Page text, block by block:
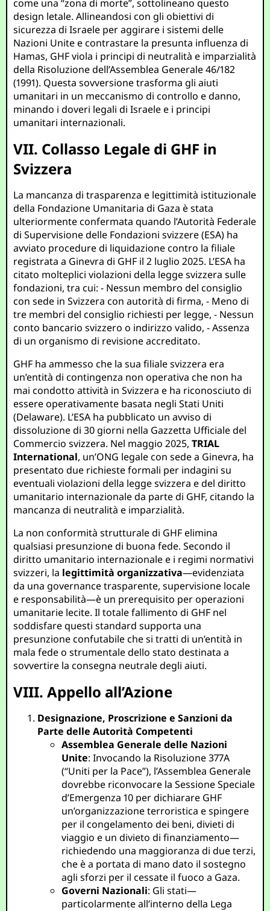
come una “zona di morte”, sottolineano questo
design letale. Allineandosi con gli obiettivi di
sicurezza di Israele per aggirare i sistemi delle
Nazioni Unite e contrastare la presunta influenza di
Hamas, GHF viola i principi di neutralità e imparzialità
della Risoluzione dell’Assemblea Generale 46/182
(1991). Questa sovversione trasforma gli aiuti
umanitari in un meccanismo di controllo e danno,
minando i doveri legali di Israele e i principi
umanitari internazionali.
VII. Collasso Legale di GHF in
Svizzera
La mancanza di trasparenza e legittimità istituzionale
della Fondazione Umanitaria di Gaza è stata
ulteriormente confermata quando l’Autorità Federale
di Supervisione delle Fondazioni svizzere (ESA) ha
avviato procedure di liquidazione contro la filiale
registrata a Ginevra di GHF il 2 luglio 2025. L’ESA ha
citato molteplici violazioni della legge svizzera sulle
fondazioni, tra cui: - Nessun membro del consiglio
con sede in Svizzera con autorità di firma, - Meno di
tre membri del consiglio richiesti per legge, - Nessun
conto bancario svizzero o indirizzo valido, - Assenza
di un organismo di revisione accreditato.
GHF ha ammesso che la sua filiale svizzera era
un’entità di contingenza non operativa che non ha
mai condotto attività in Svizzera e ha riconosciuto di
essere operativamente basata negli Stati Uniti
(Delaware). L’ESA ha pubblicato un avviso di
dissoluzione di 30 giorni nella Gazzetta Ufficiale del
Commercio svizzera. Nel maggio 2025,TRIAL
International, un’ONG legale con sede a Ginevra, ha
presentato due richieste formali per indagini su
eventuali violazioni della legge svizzera e del diritto
umanitario internazionale da parte di GHF, citando la
mancanza di neutralità e imparzialità.
La non conformità strutturale di GHF elimina
qualsiasi presunzione di buona fede. Secondo il
diritto umanitario internazionale e i regimi normativi
svizzeri, la legittimità organizzativa—evidenziata
da una governance trasparente, supervisione locale
e responsabilità—è un prerequisito per operazioni
umanitarie lecite. Il totale fallimento di GHF nel
soddisfare questi standard supporta una
presunzione confutabile che si tratti di un’entità in
mala fede o strumentale dello stato destinata a
sovvertire la consegna neutrale degli aiuti.
VIII. Appello all’Azione
Designazione, Proscrizione e Sanzioni da
Parte delle Autorità Competenti
Assemblea Generale delle Nazioni
Unite: Invocando la Risoluzione 377A
(“Uniti per la Pace”), l’Assemblea Generale
dovrebbe riconvocare la Sessione Speciale
d’Emergenza 10 per dichiarare GHF
un’organizzazione terroristica e spingere
per il congelamento dei beni, divieti di
viaggio e un divieto di finanziamento—
richiedendo una maggioranza di due terzi,
che è a portata di mano dato il sostegno
agli sforzi per il cessate il fuoco a Gaza.
Governi Nazionali: Gli stati—
particolarmente all’interno della Lega